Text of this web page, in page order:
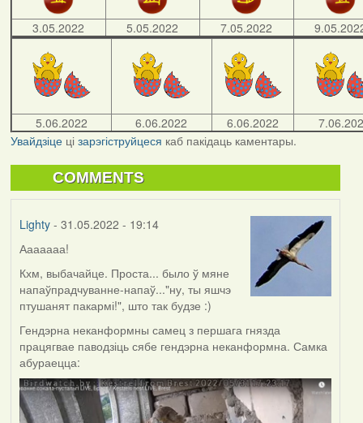
3.05.2022 5.05.2022 7.05.2022
5.06.2022 6.06.2022 6.06.2022
Увайдзіцеці зарэгіструйцеся каб пакідаць каментары.
COMMENTS
Lighty- 31.05.2022 - 19:14
Ааааааа!
Кхм, выбачайце. Проста... было ў мяне
напаўпрадчуванне-напаў..."ну, ты яшчэ
птушанят пакармі!", што так будзе :)
Гендэрна неканформны самец з першага гнязда
працягвае паводзіць сябе гендэрна неканформна. Самка
абураецца: